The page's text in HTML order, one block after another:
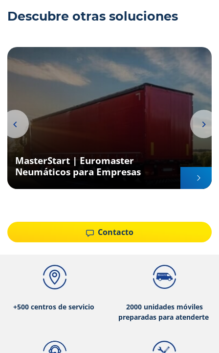
Descubre otras soluciones
MasterStart | Euromaster
Neumáticos para Empresas
of
6
Contacto
+500 centros de servicio
2000 unidades móviles
preparadas para atenderte